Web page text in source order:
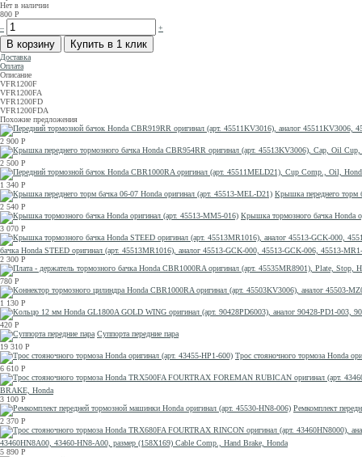
Нет в наличии
800 Р
–
+
Доставка
Оплата
Описание
VFR1200F
VFR1200FA
VFR1200FD
VFR1200FDA
Похожие предложения
2 900 Р
2 500 Р
1 340 Р
Крышка переднего торм
2 540 Р
Крышка тормозного бачка Honda
3 070 Р
бачка Honda STEED оригинал (арт. 45513MR1016), аналог 45513-GCK-000, 45513-GCK-006, 45513-
2 300 Р
780 Р
1 130 Р
420 Р
Суппорта передние пара
19 310 Р
Трос стояночного тормоза Honda
6 610 Р
BRAKE, Honda
3 100 Р
Ремкомплект
2 370 Р
43460HN8A00, 43460-HN8-A00, размер (158Х169) Cable Comp., Hand Brake, Honda
5 890 Р